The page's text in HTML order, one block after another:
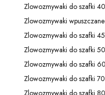
Kategoria -
Zlowozmywaki do szafki 40
Kategoria -
Zlowozmywaki wpuszczane
Kategoria -
Zlowozmywaki do szafki 45
Kategoria -
Zlowozmywaki do szafki 50
Kategoria -
Zlowozmywaki do szafki 60
Kategoria -
Zlowozmywaki do szafki 70
Zlowozmywaki do szafki 80